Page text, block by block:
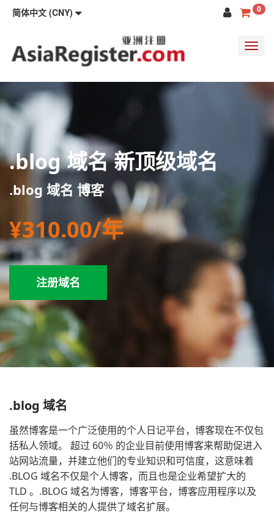
简体中文 (CNY) 0
.blog 域名 新顶级域名
.blog 域名 博客
¥310.00/年
注册域名
.blog 域名
虽然博客是一个广泛使用的个人日记平台，博客现在不仅包
括私人领域。 超过 60％ 的企业目前使用博客来帮助促进入
站网站流量，并建立他们的专业知识和可信度，这意味着
.BLOG 域名不仅是个人博客，而且也是企业希望扩大的
TLD 。.BLOG 域名为博客，博客平台，博客应用程序以及
任何与博客相关的人提供了域名扩展。